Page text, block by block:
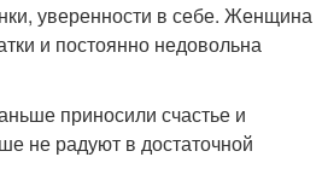
уверенности в себе. Женщина
и постоянно недовольна
приносили счастье и
не радуют в достаточной